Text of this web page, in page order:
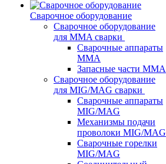
Сварочное оборудование
Сварочное оборудование
для MMA сварки
Сварочные аппараты
MMA
Запасные части MMA
Сварочное оборудование
для MIG/MAG сварки
Сварочные аппараты
MIG/MAG
Механизмы подачи
проволоки MIG/MAG
Сварочные горелки
MIG/MAG